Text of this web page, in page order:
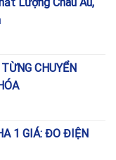
CHUYỂN
1 GIÁ: ĐO ĐIỆN